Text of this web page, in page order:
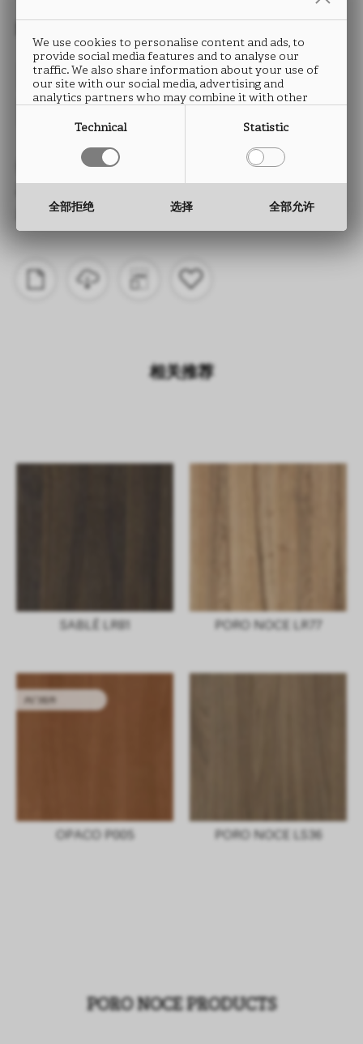
PORO NOCE
LS17
类型： ABS封边条
厚度： 0.5 至 2.0 mm
相关推荐
SABLÈ LR81 PORO NOCE LR77
OPACO P005 PORO NOCE LS36
PORO NOCE PRODUCTS
We use cookies to personalise content and ads, to
provide social media features and to analyse our
traffic. We also share information about your use of
our site with our social media, advertising and
analytics partners who may combine it with other
they have collected from your use of their services.
Technical Statistic
全部拒绝 选择 全部允许